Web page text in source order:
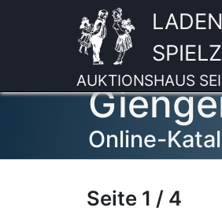
AUKTIONSHAUS
Online-
Seite 1 / 4